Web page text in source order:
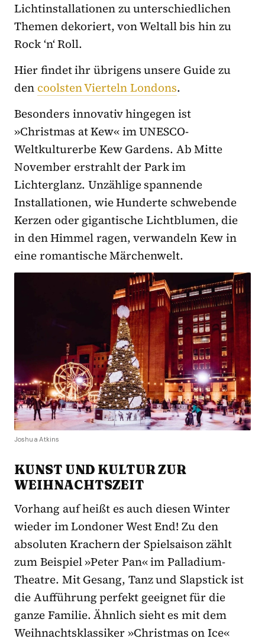
Lichtinstallationen zu unterschiedlichen
Themen dekoriert, von Weltall bis hin zu
Rock ‘n‘ Roll.
Hier findet ihr übrigens unsere Guide zu
den coolsten Vierteln Londons.
Besonders innovativ hingegen ist
»Christmas at Kew« im UNESCO-
Weltkulturerbe Kew Gardens. Ab Mitte
November erstrahlt der Park im
Lichterglanz. Unzählige spannende
Installationen, wie Hunderte schwebende
Kerzen oder gigantische Lichtblumen, die
in den Himmel ragen, verwandeln Kew in
eine romantische Märchenwelt.
Joshua Atkins
KUNST UND KULTUR ZUR
WEIHNACHTSZEIT
Vorhang auf heißt es auch diesen Winter
wieder im Londoner West End! Zu den
absoluten Krachern der Spielsaison zählt
zum Beispiel »Peter Pan« im Palladium-
Theatre. Mit Gesang, Tanz und Slapstick ist
die Aufführung perfekt geeignet für die
ganze Familie. Ähnlich sieht es mit dem
Weihnachtsklassiker »Christmas on Ice«